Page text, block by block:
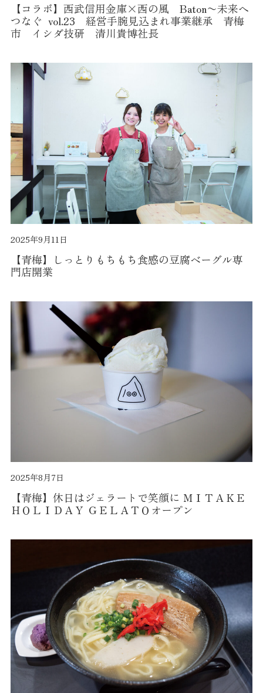
【コラボ】西武信用金庫×西の風 Baton〜未来へ
つなぐ vol.23 経営手腕見込まれ事業継承 青梅
市 イシダ技研 清川貴博社長
2025年9月11日
【青梅】しっとりもちもち食感の豆腐ベーグル専
門店開業
2025年8月7日
【青梅】休日はジェラートで笑顔に ＭＩＴＡＫＥ
ＨＯＬＩＤＡＹ ＧＥＬＡＴＯオープン